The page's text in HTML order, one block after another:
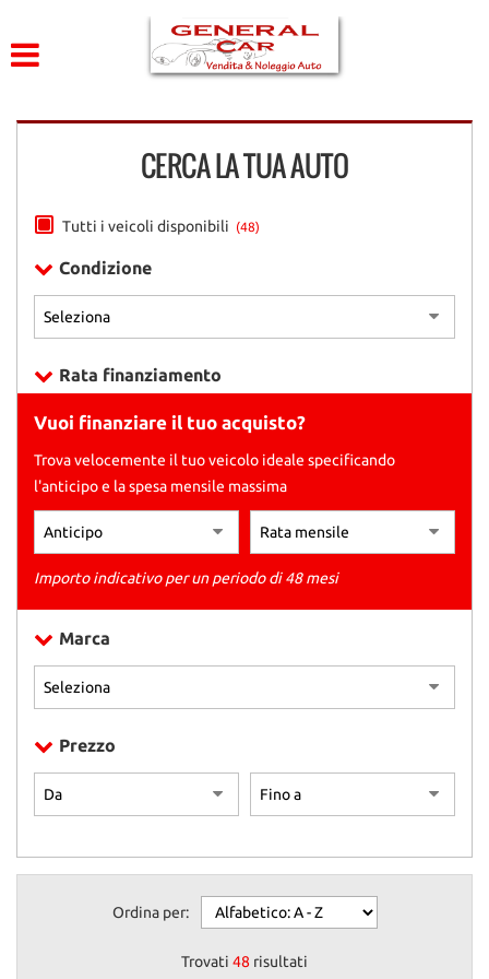
ACQUISTIAMO USATO
CERCA LA TUA AUTO
Tutti i veicoli disponibili (48)
Condizione
Rata finanziamento
Vuoi finanziare il tuo acquisto?
Trova velocemente il tuo veicolo ideale specificando
l'anticipo e la spesa mensile massima
Importo indicativo per un periodo di 48 mesi
Marca
Prezzo
Ordina per:
Trovati 48 risultati
tue
consenso
pannello
ti
di
esprimere
tue
preferenze
alle
tecnologie
tracciamento
adottiamo
offrire
le
svolgere
seguito
Per